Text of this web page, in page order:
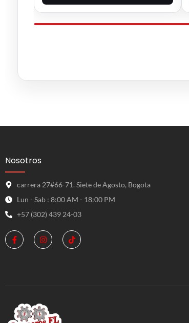
Nosotros
carrera 27#66-71. Siete de Agosto, Bogota
Lun - Sab : 8:00 AM - 18:00 PM
+57 (302) 439 24-03